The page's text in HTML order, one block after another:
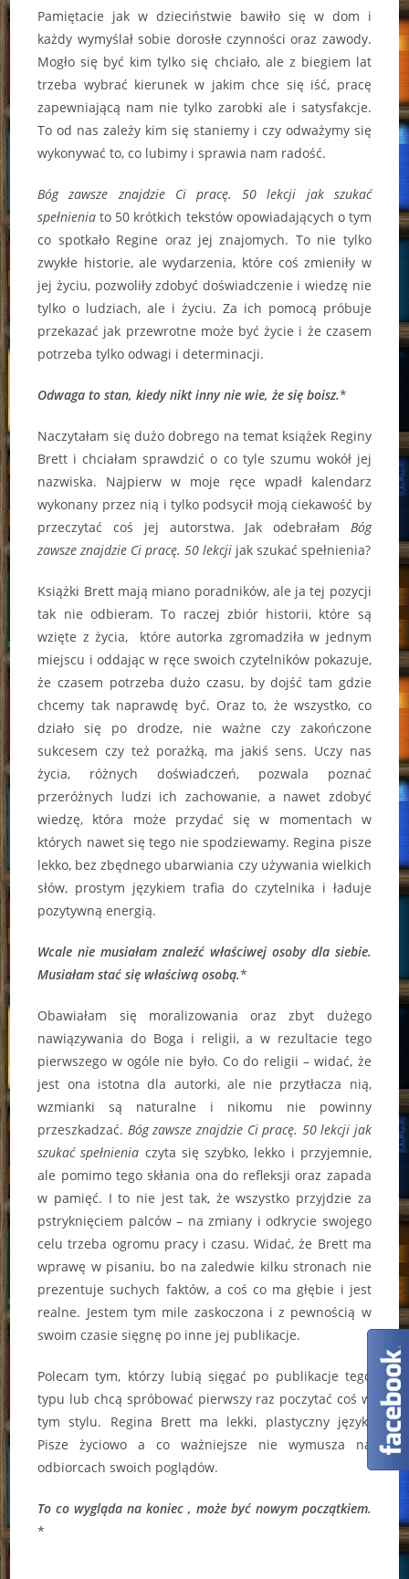
Pamiętacie jak w dzieciństwie bawiło się w dom i
każdy wymyślał sobie dorosłe czynności oraz zawody.
Mogło się być kim tylko się chciało, ale z biegiem lat
trzeba wybrać kierunek w jakim chce się iść, pracę
zapewniającą nam nie tylko zarobki ale i satysfakcje.
To od nas zależy kim się staniemy i czy odważymy się
wykonywać to, co lubimy i sprawia nam radość.
Bóg zawsze znajdzie Ci pracę. 50 lekcji
jak szukać
spełnienia to 50 krótkich tekstów opowiadających o tym
co spotkało Regine oraz jej znajomych. To nie tylko
zwykłe historie, ale wydarzenia, które coś zmieniły w
jej życiu, pozwoliły zdobyć doświadczenie i wiedzę nie
tylko o ludziach, ale i życiu. Za ich pomocą próbuje
przekazać jak przewrotne może być życie i że czasem
potrzeba tylko odwagi i determinacji.
Odwaga to stan, kiedy nikt inny nie wie, że się boisz.*
Naczytałam się dużo dobrego na temat książek Reginy
Brett i chciałam sprawdzić o co tyle szumu wokół jej
nazwiska. Najpierw w moje ręce wpadł kalendarz
wykonany przez nią i tylko podsycił moją ciekawość by
przeczytać coś jej autorstwa. Jak odebrałam Bóg
zawsze znajdzie Ci pracę. 50 lekcji jak szukać spełnienia?
Książki Brett mają miano poradników, ale ja tej pozycji
tak nie odbieram. To raczej zbiór historii, które są
wzięte z życia, które autorka zgromadziła w jednym
miejscu i oddając w ręce swoich czytelników pokazuje,
że czasem potrzeba dużo czasu, by dojść tam gdzie
chcemy tak naprawdę być. Oraz to, że wszystko, co
działo się po drodze, nie ważne czy zakończone
sukcesem czy też porażką, ma jakiś sens. Uczy nas
życia, różnych doświadczeń, pozwala poznać
przeróżnych ludzi ich zachowanie, a nawet zdobyć
wiedzę, która może przydać się w momentach w
których nawet się tego nie spodziewamy. Regina pisze
lekko, bez zbędnego ubarwiania czy używania wielkich
słów, prostym językiem trafia do czytelnika i ładuje
pozytywną energią.
Wcale nie musiałam znaleźć właściwej osoby dla siebie.
Musiałam stać się właściwą osobą.*
Obawiałam się moralizowania oraz zbyt dużego
nawiązywania do Boga i religii, a w rezultacie tego
pierwszego w ogóle nie było. Co do religii – widać, że
jest ona istotna dla autorki, ale nie przytłacza nią,
wzmianki są naturalne i nikomu nie powinny
przeszkadzać. Bóg zawsze znajdzie Ci pracę. 50 lekcji jak
szukać spełnienia czyta się szybko, lekko i przyjemnie,
ale pomimo tego skłania ona do refleksji oraz zapada
w pamięć. I to nie jest tak, że wszystko przyjdzie za
pstryknięciem palców – na zmiany i odkrycie swojego
celu trzeba ogromu pracy i czasu. Widać, że Brett ma
wprawę w pisaniu, bo na zaledwie kilku stronach nie
prezentuje suchych faktów, a coś co ma głębie i jest
realne. Jestem tym mile zaskoczona i z pewnością w
swoim czasie sięgnę po inne jej publikacje.
Polecam tym, którzy lubią sięgać po publikacje tego
typu lub chcą spróbować pierwszy raz poczytać coś w
tym stylu. Regina Brett ma lekki, plastyczny język.
Pisze życiowo a co ważniejsze nie wymusza na
odbiorcach swoich poglądów.
To co wygląda na koniec , może być nowym początkiem.
*